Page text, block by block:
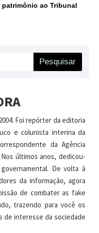
ao Tribunal
Pesquisar
Foi repórter da editoria
e colunista interina da
da Agência
últimos anos, dedicou-
De volta à
da informação, agora
de combater as fake
trazendo para você os
de interesse da sociedade